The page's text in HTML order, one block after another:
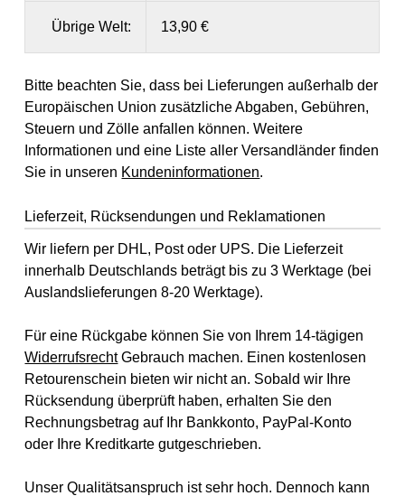
Übrige Welt: 13,90 €
Bitte beachten Sie, dass bei Lieferungen außerhalb der
Europäischen Union zusätzliche Abgaben, Gebühren,
Steuern und Zölle anfallen können. Weitere
Informationen und eine Liste aller Versandländer finden
Sie in unseren Kundeninformationen.
Lieferzeit, Rücksendungen und Reklamationen
Wir liefern per DHL, Post oder UPS. Die Lieferzeit
innerhalb Deutschlands beträgt bis zu 3 Werktage (bei
Auslandslieferungen 8-20 Werktage).
Für eine Rückgabe können Sie von Ihrem 14-tägigen
WiderrufsrechtGebrauch machen. Einen kostenlosen
Retourenschein bieten wir nicht an. Sobald wir Ihre
Rücksendung überprüft haben, erhalten Sie den
Rechnungsbetrag auf Ihr Bankkonto, PayPal-Konto
oder Ihre Kreditkarte gutgeschrieben.
Unser Qualitätsanspruch ist sehr hoch. Dennoch kann